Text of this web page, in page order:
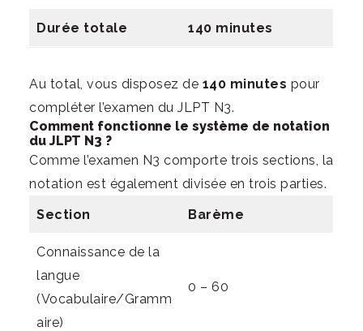
Durée totale 140 minutes
Au total, vous disposez de 140 minutes pour
compléter l’examen du JLPT N3.
Comment fonctionne le système de notation
du JLPT N3 ?
Comme l’examen N3 comporte trois sections, la
notation est également divisée en trois parties.
Section
Barème
Connaissance de la
langue
(Vocabulaire/Gramm
aire)
0 – 60